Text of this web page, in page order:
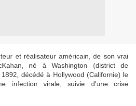
et réalisateur américain, de son vrai
né à Washington (district de
décédé à Hollywood (Californie) le
infection virale, suivie d'une crise